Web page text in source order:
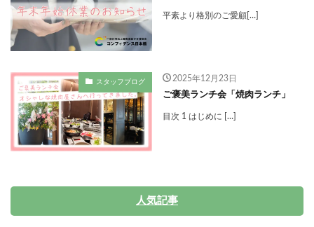
平素より格別のご愛顧[…]
スタッフブログ 2025年12月23日
ご褒美ランチ会「焼肉ランチ」
目次 1 はじめに […]
人気記事